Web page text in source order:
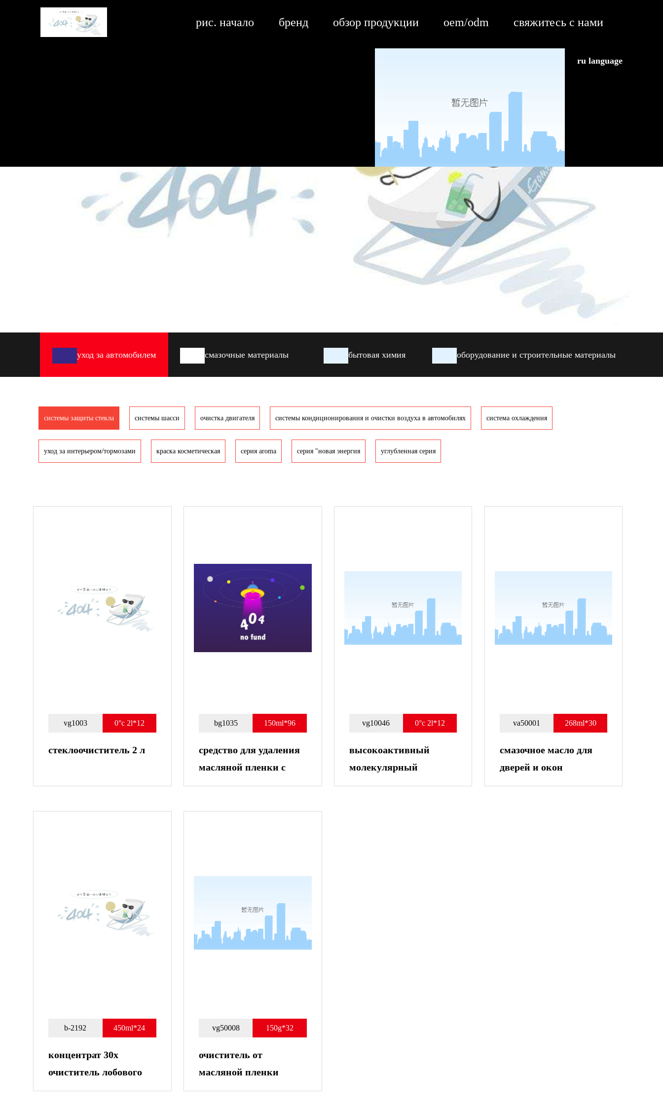
pис. начало бренд обзор продукции oem/odm свяжитесь с нами
ru language
yход за автомобилем cмазочные материалы бытовая химия oборудование и строительные материалы
системы защиты стекла системы шасси очистка двигателя системы кондиционирования и очистки воздуха в автомобилях cистема охлаждения
yход за интерьером/тормозами краска косметическая серия aroma серия "новая энергия yглубленная серия
vg1003 0°c 2l*12
стеклоочиститель 2 л
bg1035 150ml*96
средство для удаления
масляной пленки с
лобового стекла
vg10046 0°c 2l*12
высокоактивный
молекулярный
очиститель стекол
va50001 268ml*30
смазочное масло для
дверей и окон
b-2192 450ml*24
концентрат 30х
очиститель лобового
стекла
vg50008 150g*32
очиститель от
масляной пленки